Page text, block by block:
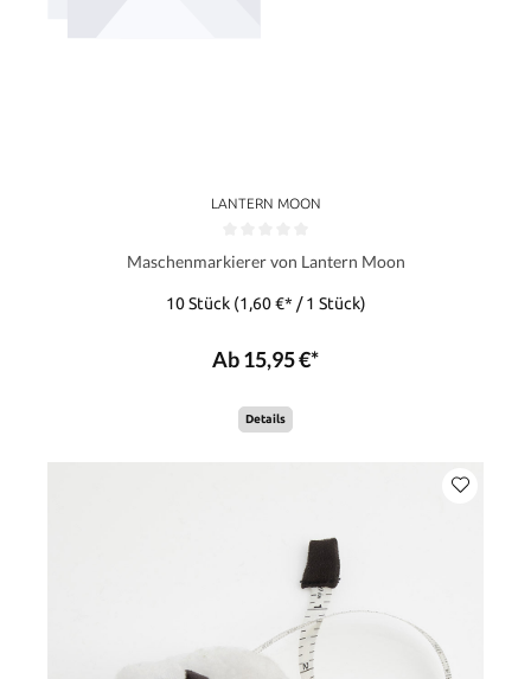
LANTERN MOON
Maschenmarkierer von Lantern Moon
10 Stück (1,60 €* / 1 Stück)
Ab 15,95 €*
Details